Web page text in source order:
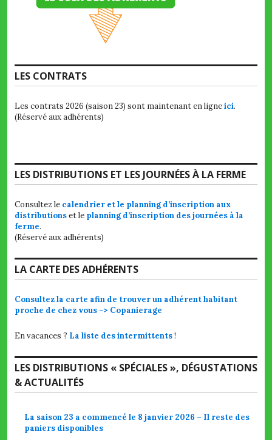
LES CONTRATS
Les contrats 2026 (saison 23) sont maintenant en ligneici.
(Réservé aux adhérents)
LES DISTRIBUTIONS ET LES JOURNÉES À LA FERME
Consultez le calendrier et le planning d’inscription aux
distributionset le planning d’inscription des journées à la
ferme.
(Réservé aux adhérents)
LA CARTE DES ADHÉRENTS
Consultez la carte afin de trouver un adhérent habitant
proche de chez vous -> Copanierage
En vacances ? La liste des intermittents!
LES DISTRIBUTIONS « SPÉCIALES », DÉGUSTATIONS
& ACTUALITÉS
La saison 23 a commencé le 8 janvier 2026 – Il reste des
paniers disponibles